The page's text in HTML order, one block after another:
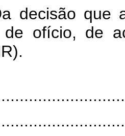
que
de ofício, de